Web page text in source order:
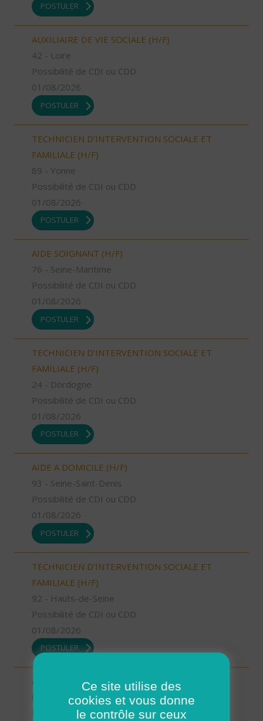
POSTULER
AUXILIAIRE DE VIE SOCIALE (H/F)
42 - Loire
Possibilité de CDI ou CDD
01/08/2026
POSTULER
TECHNICIEN D’INTERVENTION SOCIALE ET
FAMILIALE (H/F)
89 - Yonne
Possibilité de CDI ou CDD
01/08/2026
POSTULER
AIDE SOIGNANT (H/F)
76 - Seine-Maritime
Possibilité de CDI ou CDD
01/08/2026
POSTULER
TECHNICIEN D’INTERVENTION SOCIALE ET
FAMILIALE (H/F)
24 - Dordogne
Possibilité de CDI ou CDD
01/08/2026
POSTULER
AIDE A DOMICILE (H/F)
93 - Seine-Saint-Denis
Possibilité de CDI ou CDD
01/08/2026
POSTULER
TECHNICIEN D’INTERVENTION SOCIALE ET
FAMILIALE (H/F)
92 - Hauts-de-Seine
Possibilité de CDI ou CDD
01/08/2026
POSTULER
AIDE A DOMICILE (H/F)
06 - Alpes-Maritimes
Possibilité de CDI ou CDD
Ce site utilise des
cookies et vous donne
le contrôle sur ceux